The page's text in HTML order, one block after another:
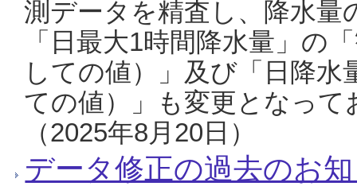
測データを精査し、降水
「日最大1時間降水量」の
しての値）」及び「日降
ての値）」も変更となっ
（2025年8月20日）
データ修正の過去のお